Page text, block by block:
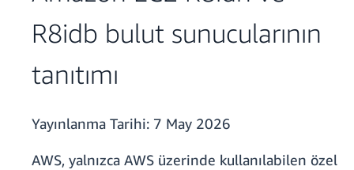
R8idb bulut sunucularının
tanıtımı
Yayınlanma Tarihi: 7 May 2026
AWS, yalnızca AWS üzerinde kullanılabilen özel